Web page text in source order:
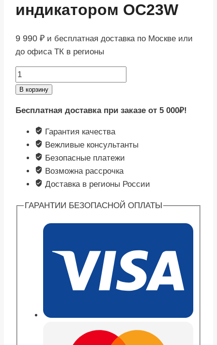
индикатором OC23W
9 990 ₽ и бесплатная доставка по Москве или
до офиса ТК в регионы
Количество
товара
портативный
индикатором
OC23W
В корзину
Бесплатная доставка при заказе от 5 000₽!
Гарантия качества
Вежливые консультанты
Безопасные платежи
Возможна рассрочка
Доставка в регионы России
ГАРАНТИИ БЕЗОПАСНОЙ ОПЛАТЫ